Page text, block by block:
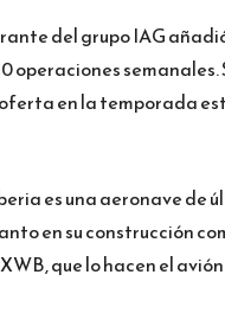
del grupo IAG
operaciones
en la temporada
es una aeronave de
en su construcción
que lo hacen el